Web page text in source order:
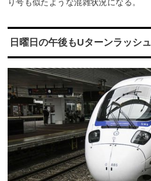
日曜日の午後もUターンラッシュ